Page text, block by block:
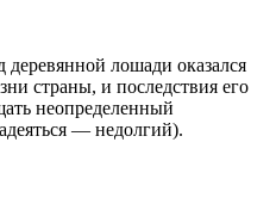
лошади оказался
страны, и последствия его
неопределенный
— недолгий).